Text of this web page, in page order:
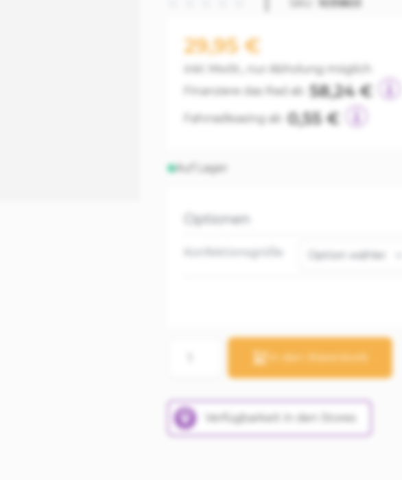
1031803
29,95 €
inkl. MwSt., nur Abholung möglich
Finanziere das Rad ab
58,24 €
Fahrradleasing ab 0,55 €
Auf Lager
Optionen
Konfektionsgröße
In den Warenkorb
Verfügbarkeit in den Stores